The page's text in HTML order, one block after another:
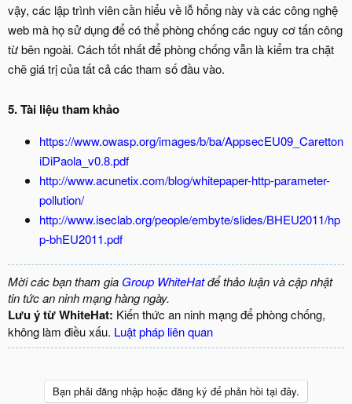
vậy, các lập trình viên cần hiểu về lỗ hổng này và các công nghệ
web mà họ sử dụng để có thể phòng chống các nguy cơ tấn công
từ bên ngoài. Cách tốt nhất để phòng chống vẫn là kiểm tra chặt
chẽ giá trị của tất cả các tham số đầu vào.
5.Tài liệu tham khảo
https://www.owasp.org/images/b/ba/AppsecEU09_Caretton
iDiPaola_v0.8.pdf
http://www.acunetix.com/blog/whitepaper-http-parameter-
pollution/
http://www.iseclab.org/people/embyte/slides/BHEU2011/hp
p-bhEU2011.pdf
Mời các bạn tham gia Group WhiteHatđể thảo luận và cập nhật
tin tức an ninh mạng hàng ngày.
Lưu ý từ WhiteHat: Kiến thức an ninh mạng để phòng chống,
không làm điều xấu. Luật pháp liên quan
Bạn phải đăng nhập hoặc đăng ký để phản hồi tại đây.